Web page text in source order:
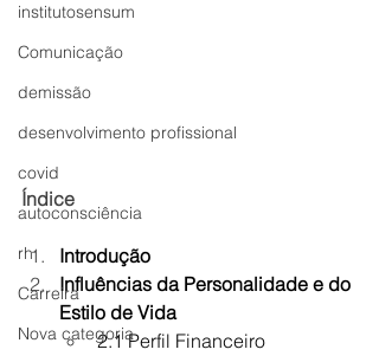
institutosensum
Comunicação
demissão
desenvolvimento profissional
covid
autoconsciência
rh
Carreira
Nova categoria
Índice
Introdução
Influências da Personalidade e do
Estilo de Vida
2.1 Perfil Financeiro